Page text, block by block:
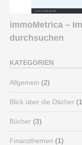
immoMetrica –
durchsuchen
KATEGORIEN
Allgemein (2)
Blick über die Dächer
Bücher (3)
Finanzthemen (1)